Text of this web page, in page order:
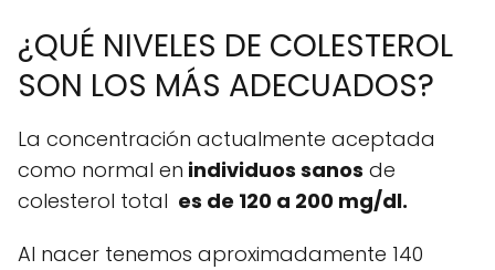
¿QUÉ NIVELES DE COLESTEROL
SON LOS MÁS ADECUADOS?
La concentración actualmente aceptada
como normal en individuos sanos de
colesterol total es de 120 a 200 mg/dl.
Al nacer tenemos aproximadamente 140